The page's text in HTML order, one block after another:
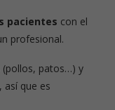
pacientes con el
profesional.
(pollos, patos…) y
que es